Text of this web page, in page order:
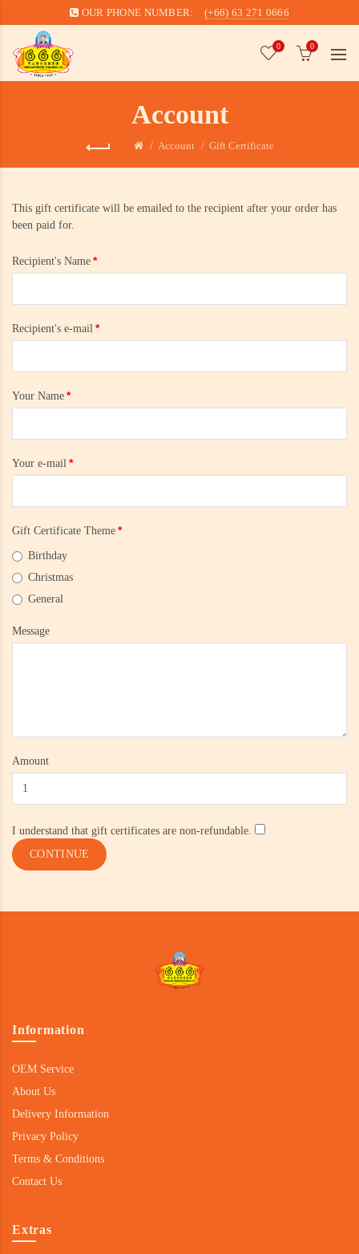
OUR PHONE NUMBER: (+66) 63 271 0666
0 0
Account
Account Gift Certificate
This gift certificate will be emailed to the recipient after your order has
been paid for.
Recipient's Name
Recipient's e-mail
Your Name
Your e-mail
Gift Certificate Theme
Birthday
Christmas
General
Message
Amount
I understand that gift certificates are non-refundable.
Information
OEM Service
About Us
Delivery Information
Privacy Policy
Terms & Conditions
Contact Us
Extras